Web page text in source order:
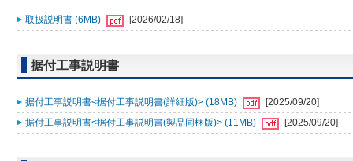
取扱説明書 (6MB) [2026/02/18]
据付工事説明書
据付工事説明書<据付工事説明書(詳細版)> (18MB)
[2025/09/20]
据付工事説明書<据付工事説明書(製品同梱版)> (11MB)
[2025/09/20]